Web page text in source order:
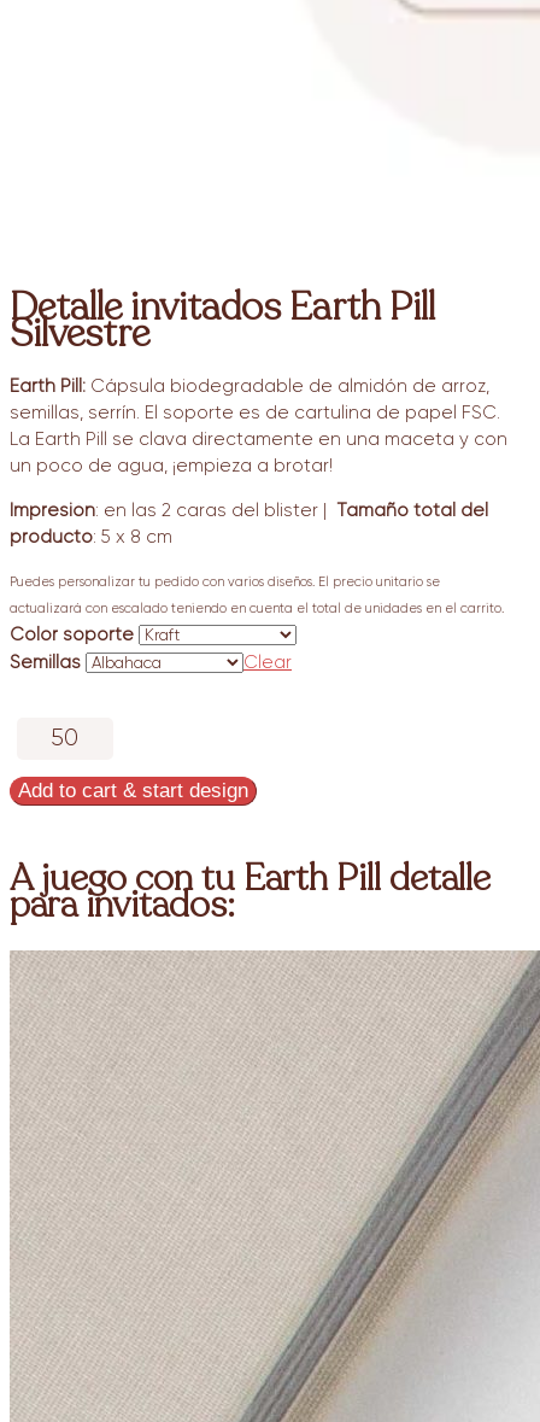
Detalle invitados Earth Pill
Silvestre
Earth Pill: Cápsula biodegradable de almidón de arroz,
semillas, serrín. El soporte es de cartulina de papel FSC.
La Earth Pill se clava directamente en una maceta y con
un poco de agua, ¡empieza a brotar!
Impresión: en las 2 caras del blister |
Tamaño total del
producto: 5 x 8 cm
Puedes personalizar tu pedido con varios diseños. El precio unitario se
actualizará con escalado teniendo en cuenta el total de unidades en el carrito.
Color soporte
Semillas
Clear
invitados
Earth
Pill
Add to cart & start design
A juego con tu Earth Pill detalle
para invitados: